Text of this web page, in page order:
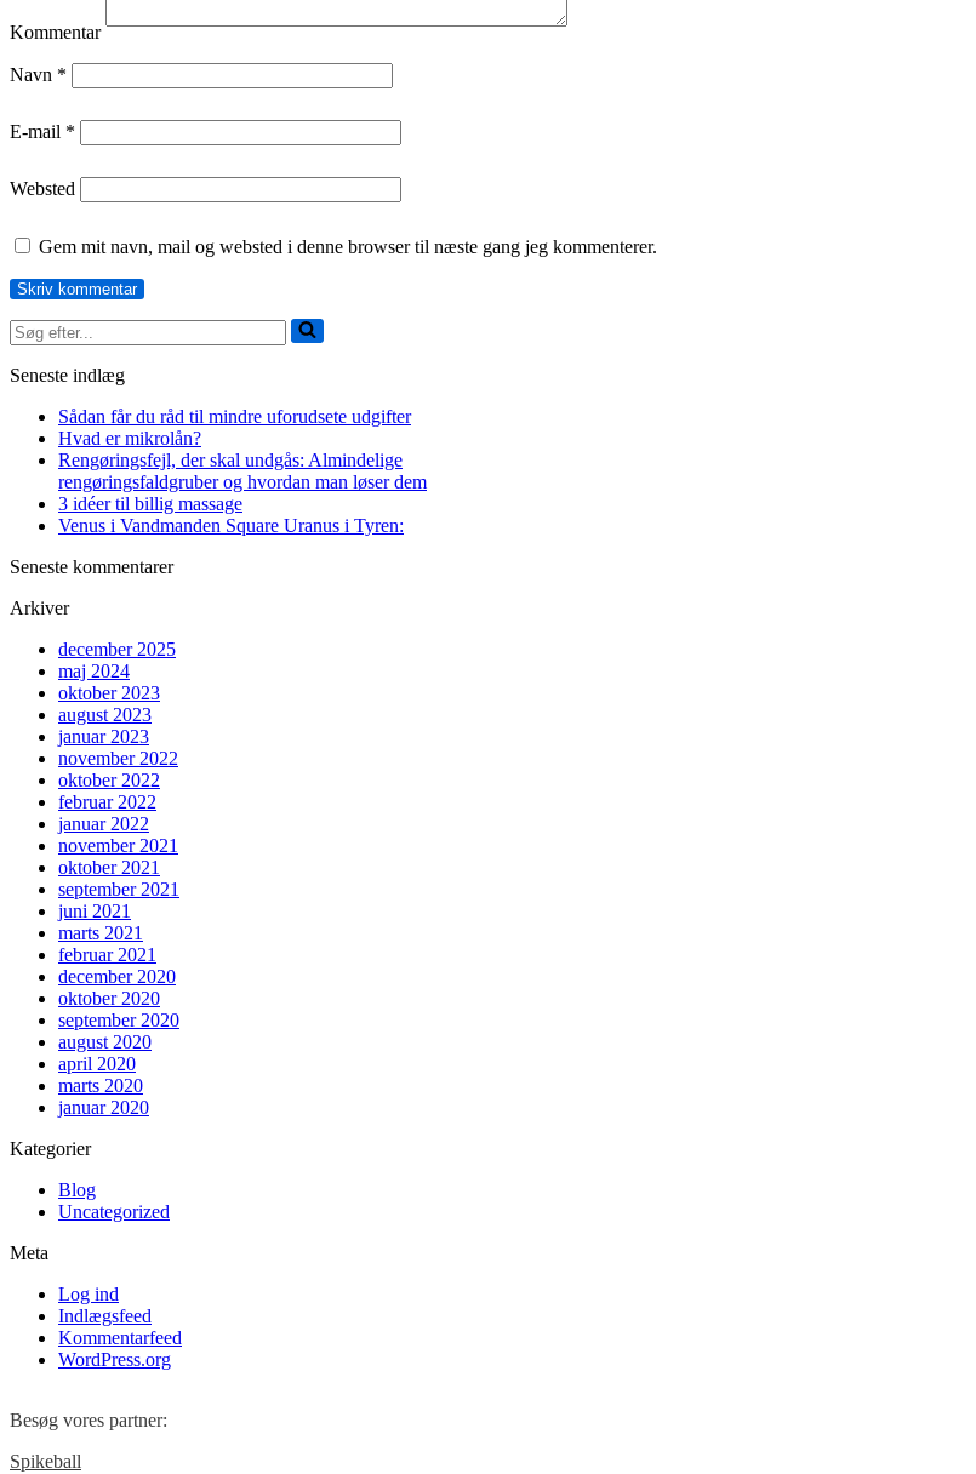
Kommentar
Navn *
E-mail *
Websted
Gem mit navn, mail og websted i denne browser til næste gang jeg kommenterer.
Søg
efter...
Seneste indlæg
Sådan får du råd til mindre uforudsete udgifter
Hvad er mikrolån?
Rengøringsfejl, der skal undgås: Almindelige
rengøringsfaldgruber og hvordan man løser dem
3 idéer til billig massage
Venus i Vandmanden Square Uranus i Tyren:
Seneste kommentarer
Arkiver
december 2025
maj 2024
oktober 2023
august 2023
januar 2023
november 2022
oktober 2022
februar 2022
januar 2022
november 2021
oktober 2021
september 2021
juni 2021
marts 2021
februar 2021
december 2020
oktober 2020
september 2020
august 2020
april 2020
marts 2020
januar 2020
Kategorier
Blog
Uncategorized
Meta
Log ind
Indlægsfeed
Kommentarfeed
WordPress.org
Besøg vores partner:
Spikeball